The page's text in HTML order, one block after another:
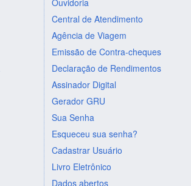
Central de Atendimento
Agência de Viagem
Emissão de Contra-cheques
Declaração de Rendimentos
Assinador Digital
Gerador GRU
Sua Senha
Esqueceu sua senha?
Cadastrar Usuário
Livro Eletrônico
Dados abertos